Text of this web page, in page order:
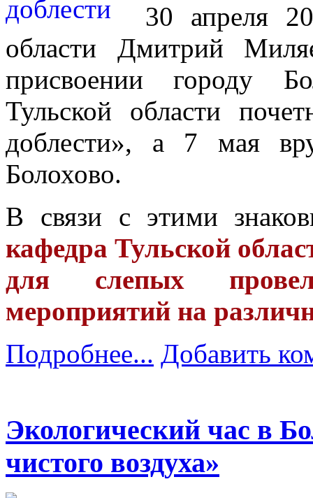
30 апреля
области Дмитрий
присвоении городу
Тульской области
доблести», а 7 мая
Болохово.
В связи с этими
кафедра Тульской
для слепых
мероприятий на
Подробнее... Добавить
Экологический час в
чистого воздуха»